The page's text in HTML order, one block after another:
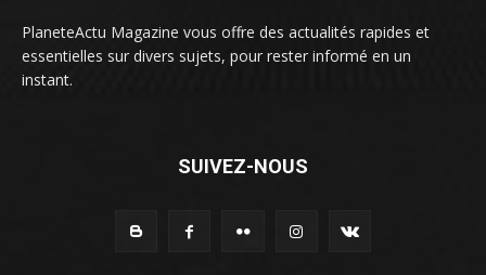
PlaneteActu Magazine vous offre des actualités rapides et
essentielles sur divers sujets, pour rester informé en un
instant.
SUIVEZ-NOUS